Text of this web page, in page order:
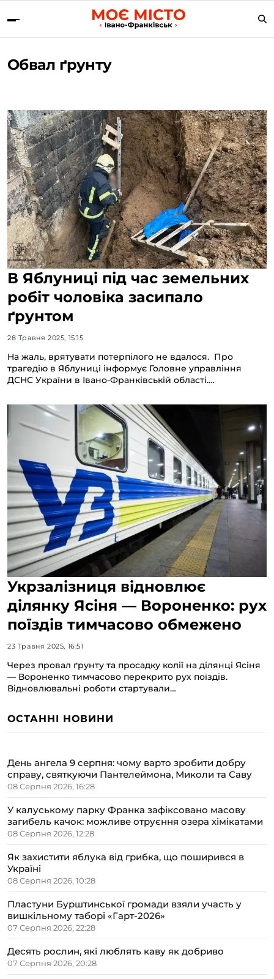
Обвал ґрунту
В Яблуниці під час земельних
робіт чоловіка засипало
ґрунтом
28 Травня 2025, 15:15
На жаль, врятувати потерпілого не вдалося. Про
трагедію в Яблуниці інформує Головне управління
ДСНС України в Івано-Франківській області.…
Укрзалізниця відновлює
ділянку Ясіня — Вороненко: рух
поїздів тимчасово обмежено
23 Травня 2025, 16:51
Через провал ґрунту та просадку колії на ділянці Ясіня
— Вороненко тимчасово перекрито рух поїздів.
Відновлювальні роботи стартували…
ОСТАННІ НОВИНИ
День ангела 9 серпня: чому варто зробити добру
справу, святкуючи Пантелеймона, Миколи та Саву
08 Серпня 2026, 16:28
У калуському парку Франка зафіксовано масову
загибель качок: можливе отруєння озера хімікатами
08 Серпня 2026, 12:28
Як захистити яблука від грибка, що поширився в
Україні
08 Серпня 2026, 10:28
Пластуни Бурштинської громади взяли участь у
вишкільному таборі «Гарт-2026»
07 Серпня 2026, 22:28
Десять рослин, які люблять каву як добриво
07 Серпня 2026, 20:28